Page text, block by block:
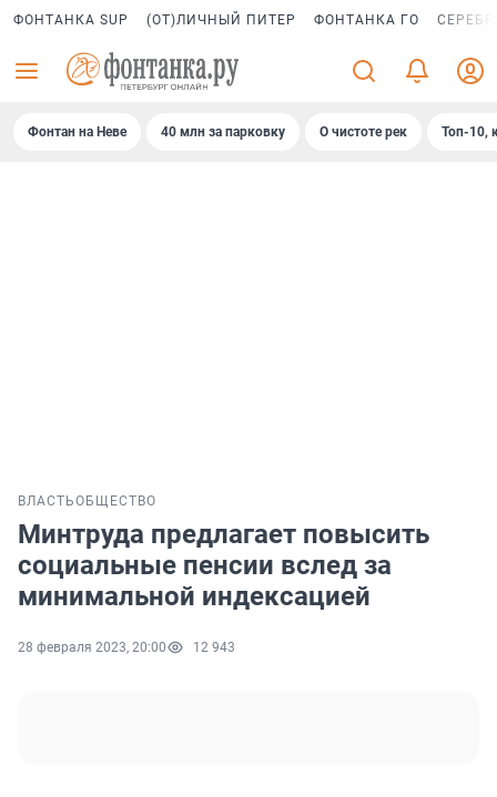
ФОНТАНКА SUP (ОТ)ЛИЧНЫЙ ПИТЕР ФОНТАНКА ГО
Фонтан на Неве 40 млн за парковку О чистоте рек Топ-10,
ВЛАСТЬОБЩЕСТВО
Минтруда предлагает повысить
социальные пенсии вслед за
минимальной индексацией
28 февраля 2023, 20:00 12 943